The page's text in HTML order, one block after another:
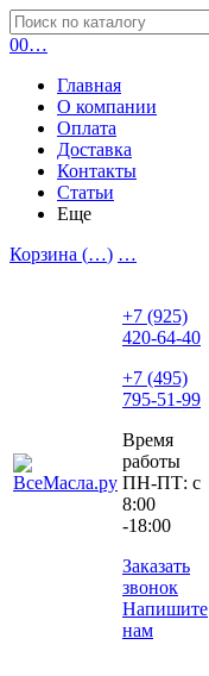
00…
Главная
О компании
Оплата
Доставка
Контакты
Статьи
Еще
Корзина (…) …
+7 (925)
420-64-40
+7 (495)
795-51-99
Время
работы
ПН-ПТ: с
8:00
-18:00
Заказать
звонок
Напишите
нам